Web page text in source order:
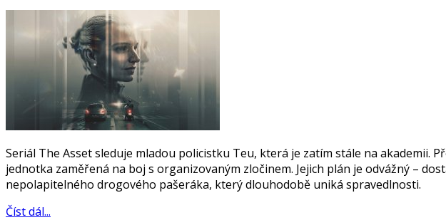
Seriál The Asset sleduje mladou policistku Teu, která je zatím stále na akademii.
jednotka zaměřená na boj s organizovaným zločinem. Jejich plán je odvážný –
nepolapitelného drogového pašeráka, který dlouhodobě uniká spravedlnosti.
Číst dál...